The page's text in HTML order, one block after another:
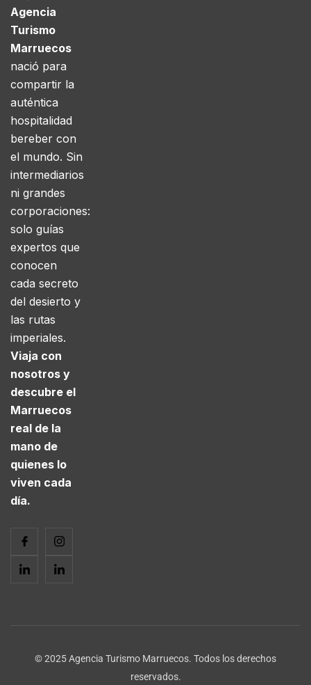
Agencia
Turismo
Marruecos
nació para
compartir la
auténtica
hospitalidad
bereber con
el mundo. Sin
intermediarios
ni grandes
corporaciones:
solo guías
expertos que
conocen
cada secreto
del desierto y
las rutas
imperiales.
Viaja con
nosotros y
descubre el
Marruecos
real de la
mano de
quienes lo
viven cada
día.
© 2025 Agencia Turismo Marruecos. Todos los derechos
reservados.